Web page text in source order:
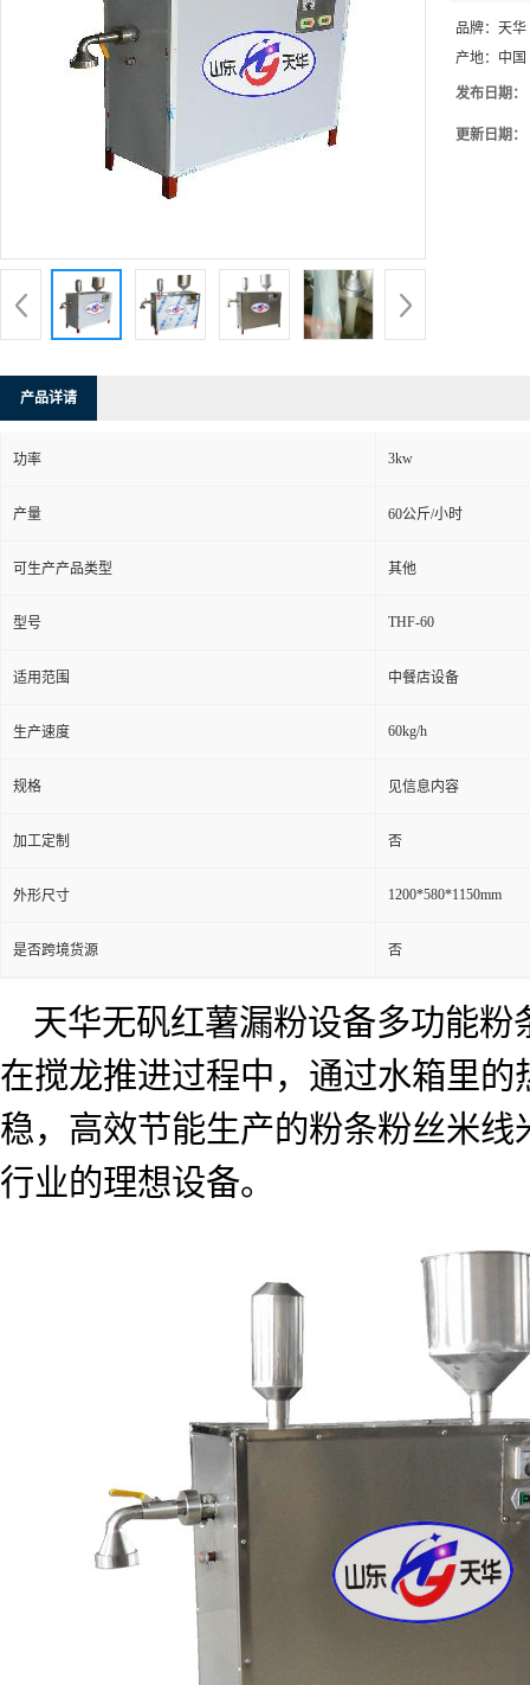
品牌： 天华
产地： 中国
发布日期：
更新日期：
产品详请
功率 3kw
产量 60公斤/小时
可生产产品类型 其他
型号 THF-60
适用范围 中餐店设备
生产速度 60kg/h
规格 见信息内容
加工定制 否
外形尺寸 1200*580*1150mm
是否跨境货源 否
天华无矾红薯漏粉设备多功能
在搅龙推进过程中，通过水箱里
稳，高效节能生产的粉条粉丝米
行业的理想设备。